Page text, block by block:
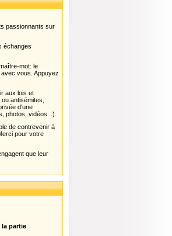
passionnants sur
échanges
mot: le
vous. Appuyez
aux lois et
antisémites,
d'une
photos, vidéos...).
de contrevenir à
pour votre
que leur
la partie